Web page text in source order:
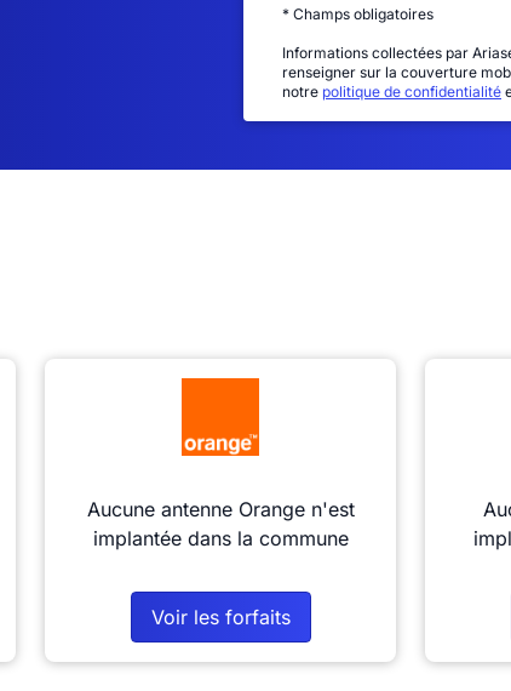
* Champs obligatoires
Informations collectées par
renseigner sur la couverture
notre politique de confidentialité
Aucune antenne Orange n'est
implantée dans la commune
Voir les forfaits